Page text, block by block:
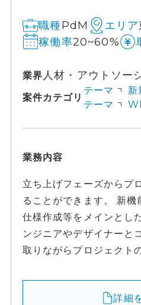
職種PdM エリア
稼働率20~60%
業界 人材・アウトソー
案件カテゴリ
テーマ
新
テーマ
業務内容
立ち上げフェーズからプ
ることができます。 新
仕様作成等をメインとし
ンジニアやデザイナーと
取りながらプロジェクト
詳細